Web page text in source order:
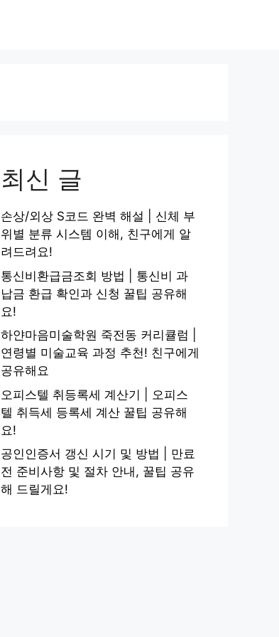
최신 글
손상/외상 S코드 완벽 해설 | 신체 부
위별 분류 시스템 이해, 친구에게 알
려드려요!
통신비환급금조회 방법 | 통신비 과
납금 환급 확인과 신청 꿀팁 공유해
요!
하얀마음미술학원 죽전동 커리큘럼 |
연령별 미술교육 과정 추천! 친구에게
공유해요
오피스텔 취등록세 계산기 | 오피스
텔 취득세 등록세 계산 꿀팁 공유해
요!
공인인증서 갱신 시기 및 방법 | 만료
전 준비사항 및 절차 안내, 꿀팁 공유
해 드릴게요!